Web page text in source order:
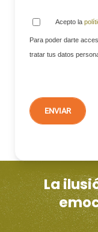
Acepto la
Para poder darte
tratar tus datos
La